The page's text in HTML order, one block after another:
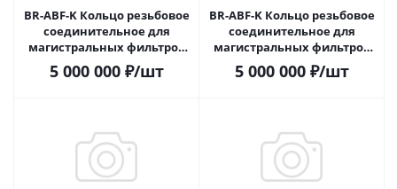
BR-ABF-K Кольцо резьбовое
соединительное для
магистральных фильтров
серии АБФ-нерж ББ
5 000 000₽/шт
BR-ABF-K Кольцо резьбовое
соединительное для
магистральных фильтров
серии АБФ-нерж слим лайн
ПЛ
5 000 000₽/шт